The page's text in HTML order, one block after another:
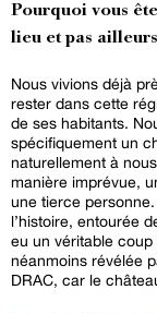
Pourquoi vous
lieu et pas
Nous vivions déjà
rester dans cette
de ses habitants.
spécifiquement un
naturellement à
manière imprévue,
une tierce personne. Dès les premiers instants, plongée dans
l’histoire, entourée
eu un véritable
néanmoins révélée
DRAC, car le